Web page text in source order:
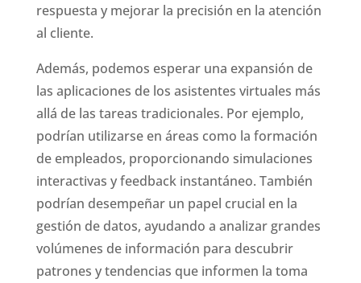
respuesta y mejorar la precisión en la atención
al cliente.
Además, podemos esperar una expansión de
las aplicaciones de los asistentes virtuales más
allá de las tareas tradicionales. Por ejemplo,
podrían utilizarse en áreas como la formación
de empleados, proporcionando simulaciones
interactivas y feedback instantáneo. También
podrían desempeñar un papel crucial en la
gestión de datos, ayudando a analizar grandes
volúmenes de información para descubrir
patrones y tendencias que informen la toma